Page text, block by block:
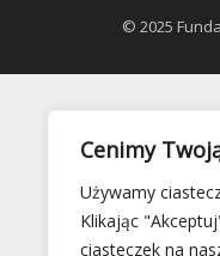
Cenimy
Używamy
Klikając
ciasteczek na
© 2025